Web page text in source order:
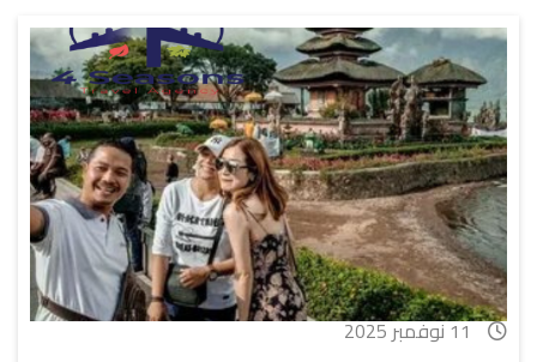
11 نوفمبر 2025